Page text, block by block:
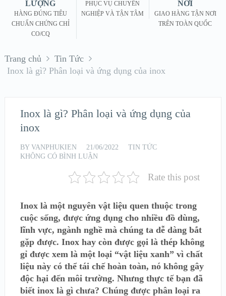
LƯỢNG
HÀNG ĐÚNG TIÊU
CHUẨN CHỨNG CHỈ
CO/CQ
PHỤC VỤ CHUYÊN
NGHIỆP VÀ TẬN TÂM
NƠI
GIAO HÀNG TẬN NƠI
TRÊN TOÀN QUỐC
Trang chủ
Tin Tức
Inox là gì? Phân loại và ứng dụng của inox
Inox là gì? Phân loại và ứng dụng của
inox
BY VANPHUKIEN 21/06/2022
TIN TỨC
KHÔNG CÓ BÌNH LUẬN
Rate this post
Inox là một nguyên vật liệu quen thuộc trong
cuộc sống, được ứng dụng cho nhiều đồ dùng,
lĩnh vực, ngành nghề mà chúng ta dễ dàng bắt
gặp được. Inox hay còn được gọi là thép không
gỉ được xem là một loại “vật liệu xanh” vì chất
liệu này có thể tái chế hoàn toàn, nó không gây
độc hại đến môi trường. Nhưng thực tế bạn đã
biết inox là gì chưa? Chúng được phân loại ra